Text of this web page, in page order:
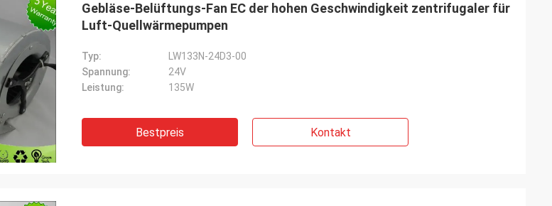
Gebläse-Belüftungs-Fan EC der hohen Geschwindigkeit zentrifugaler für
Luft-Quellwärmepumpen
Typ:
LW133N-24D3-00
Spannung:
24V
Leistung:
135W
Bestpreis Kontakt